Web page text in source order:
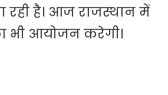
है। आज राजस्थान में
भी आयोजन करेगी।